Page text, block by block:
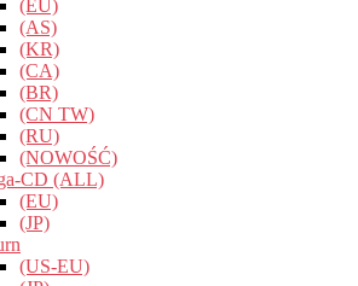
(EU)
(AS)
(KR)
(CA)
(BR)
(CN TW)
(RU)
(NOWOŚĆ)
CD (ALL)
(EU)
(JP)
(US-EU)